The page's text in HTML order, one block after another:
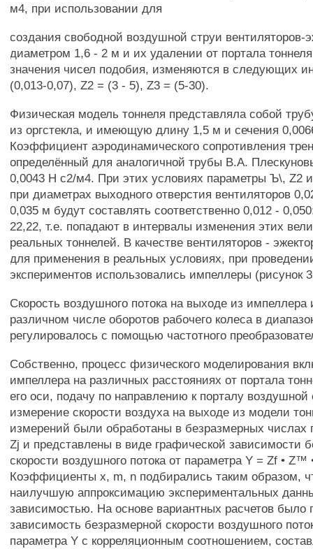
м4, при использовании для
создания свободной воздушной струи вентиляторов-
диаметром 1,6 - 2 м и их удалении от портала
значения чисел подобия, изменяются в следующих
(0,013-0,07), Z2 = (3 - 5), Z3 = (5-30).
Физическая модель тоннеля представляла собой
из оргстекла, и имеющую длину 1,5 м и сечения
Коэффициент аэродинамического сопротивления
определённый для аналогичной трубы В.А.
0,0043 Н с2/м4. При этих условиях параметры Ъ\, Z2
при диаметрах выходного отверстия вентиляторов
0,035 м будут составлять соответственно 0,012 -
22,22, т.е. попадают в интервалы изменения этих
реальных тоннелей. В качестве вентиляторов -
для применения в реальных условиях, при
экспериментов использовались импеллеры (рисунок
Скорость воздушного потока на выходе из импеллера
различном числе оборотов рабочего колеса в
регулировалось с помощью частотного
Собственно, процесс физического моделирования
импеллера на различных расстояниях от портала
его оси, подачу по направлению к порталу воздушной
измерение скорости воздуха на выходе из модели
измерений были обработаны в безразмерных числах
Zj и представлены в виде графической зависимости
скорости воздушного потока от параметра Y = Zf • Z™
Коэффициенты x, m, n подбирались таким образом,
наилучшую аппроксимацию экспериментальных
зависимостью. На основе вариантных расчетов было
зависимость безразмерной скорости воздушного
параметра Y с корреляционным соотношением,